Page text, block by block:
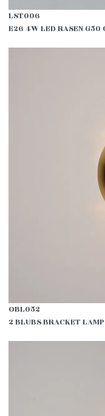
LST006
E26 4W LED RASEN G50
OBL052
2 BLUBS BRACKET